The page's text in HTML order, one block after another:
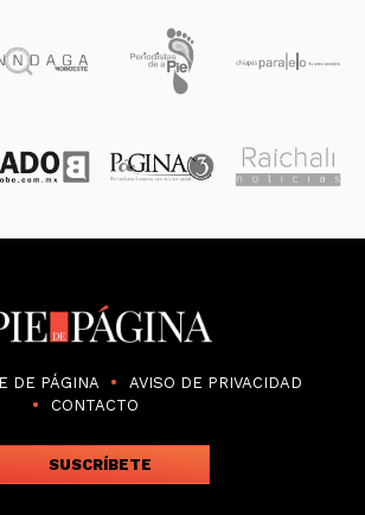
DE PÁGINA
AVISO DE PRIVACIDAD
CONTACTO
SUSCRÍBETE